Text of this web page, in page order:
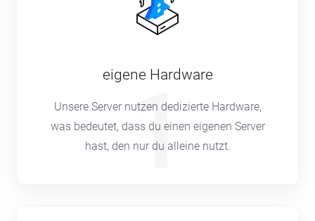
1
eigene Hardware
Unsere Server nutzen dedizierte Hardware,
was bedeutet, dass du einen eigenen Server
hast, den nur du alleine nutzt.